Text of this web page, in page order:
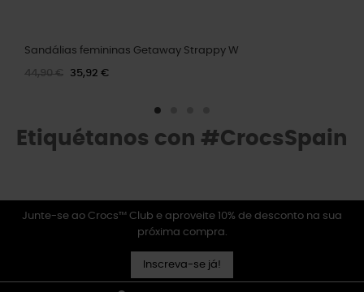
Sandálias femininas Getaway Strappy W
44,90 € 35,92 €
Etiquétanos con #CrocsSpain
Junte-se ao Crocs™ Club e aproveite 10% de desconto na sua
próxima compra.
Inscreva-se já!